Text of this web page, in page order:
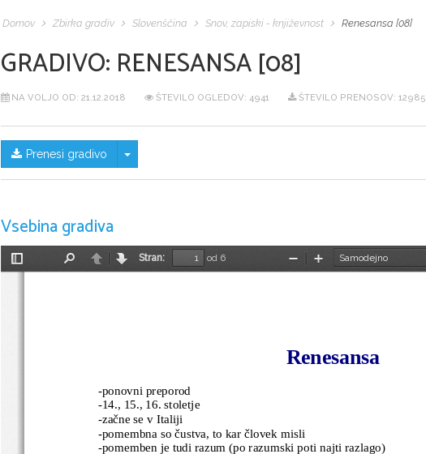
Domov Zbirka gradiv Slovenščina Snov, zapiski - književnost Renesansa [08]
GRADIVO: RENESANSA [08]
NA VOLJO OD: 21.12.2018 ŠTEVILO OGLEDOV: 4941 ŠTEVILO PRENOSOV: 12985
Prenesi gradivo Skrij/prikaži meni
Vsebina gradiva
Preklopi
NazajNaprej
Stran:
od 6
PomanjšajPovečaj
Renesansa
-ponovni preporod
-14., 15., 16. stoletje
-začne se v Italiji
-pomembna so čustva, to kar človek misli
-pomemben je tudi razum (po razumski poti najti razlago)